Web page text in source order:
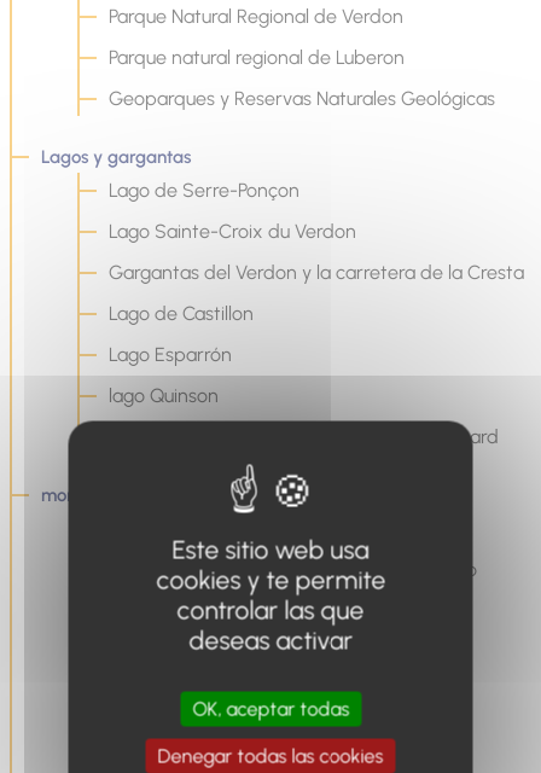
Parque Natural Regional de Verdon
Parque natural regional de Luberon
Geoparques y Reservas Naturales Geológicas
Lagos y gargantas
Lago de Serre-Ponçon
Lago Sainte-Croix du Verdon
Gargantas del Verdon y la carretera de la Cresta
Lago de Castillon
Lago Esparrón
lago Quinson
lago Montpezat y las gargantas de Baudinard
montaña
Estaciones deportivas de invierno y verano
Dominios nórdicos
Una variedad de actividades invernales
Informe de nieve
Fortificaciones
Este sitio web usa
cookies y te permite
controlar las que
deseas activar
OK, aceptar todas
Denegar todas las cookies